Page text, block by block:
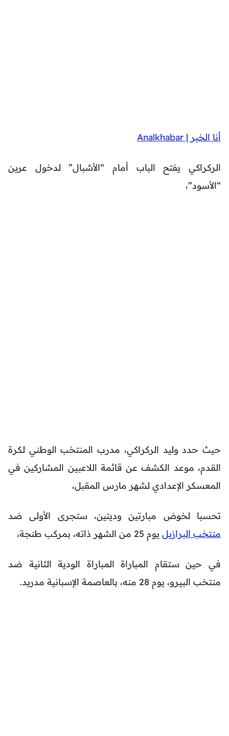
أنا الخبر | Analkhabar
الركراكي يفتح الباب أمام “الأشبال” لدخول عرين
“الأسود”،
حيث حدد وليد الركراكي، مدرب المنتخب الوطني لكرة
القدم، موعد الكشف عن قائمة اللاعبين المشاركين في
المعسكر الإعدادي لشهر مارس المقبل،
تحسبا لخوض مبارتين وديتين، ستجرى الأولى ضد
منتخب البرازيل يوم 25 من الشهر ذاته، بمركب طنجة،
في حين ستقام المباراة المباراة الودية الثانية ضد
منتخب البيرو، يوم 28 منه، بالعاصمة الإسبانية مدريد.